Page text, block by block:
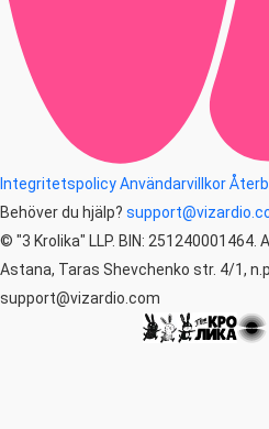
IntegritetspolicyAnvändarvillkor
Behöver du hjälp?
© "3 Krolika" LLP. BIN: 251240001464.
Astana, Taras Shevchenko str. 4/1,
support@vizardio.com